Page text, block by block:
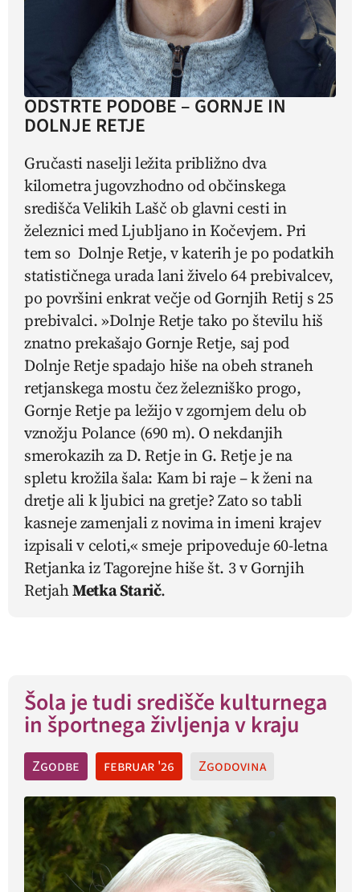
ODSTRTE PODOBE – GORNJE IN
DOLNJE RETJE
Gručasti naselji ležita približno dva
kilometra jugovzhodno od občinskega
središča Velikih Lašč ob glavni cesti in
železnici med Ljubljano in Kočevjem. Pri
tem so Dolnje Retje, v katerih je po podatkih
statističnega urada lani živelo 64 prebivalcev,
po površini enkrat večje od Gornjih Retij s 25
prebivalci. »Dolnje Retje tako po številu hiš
znatno prekašajo Gornje Retje, saj pod
Dolnje Retje spadajo hiše na obeh straneh
retjanskega mostu čez železniško progo,
Gornje Retje pa ležijo v zgornjem delu ob
vznožju Polance (690 m). O nekdanjih
smerokazih za D. Retje in G. Retje je na
spletu krožila šala: Kam bi raje – k ženi na
dretjeali k ljubici nagretje? Zato so tabli
kasneje zamenjali z novima in imeni krajev
izpisali v celoti,« smeje pripoveduje 60-letna
Retjanka iz Tagorejne hiše št. 3 v Gornjih
RetjahMetka Starič.
Šola je tudi središče kulturnega
in športnega življenja v kraju
Zgodbe februar '26 Zgodovina